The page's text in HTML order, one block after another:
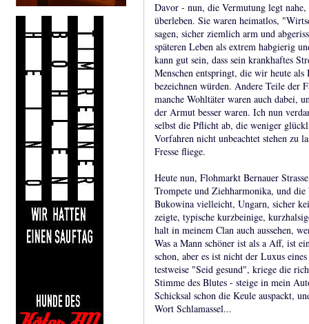
Davor - nun, die Vermutung legt nahe,
überleben. Sie waren heimatlos,
sagen, sicher ziemlich arm und
späteren Leben als extrem habgierig
kann gut sein, dass sein krankhaftes
Menschen entspringt, die wir heute
bezeichnen würden. Andere Teile der
manche Wohltäter waren auch dabei,
der Armut besser waren. Ich nun
selbst die Pflicht ab, die weniger
Vorfahren nicht unbeachtet stehen zu
Fresse fliege.
Heute nun, Flohmarkt Bernauer
Trompete und Ziehharmonika, und
Bukowina vielleicht, Ungarn, sicher
zeigte, typische kurzbeinige,
halt in meinem Clan auch aussehen,
Was a Mann schöner ist als a Aff, ist
schon, aber es ist nicht der Luxus
testweise "Seid gesund", kriege die
Stimme des Blutes - steige in mein
Schicksal schon die Keule auspackt,
Wort Schlamassel...